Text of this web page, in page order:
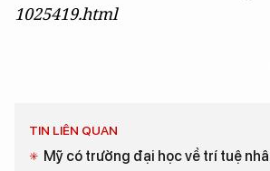
1025419.html
TIN LIÊN QUAN
Mỹ có trường đại học về trí tuệ